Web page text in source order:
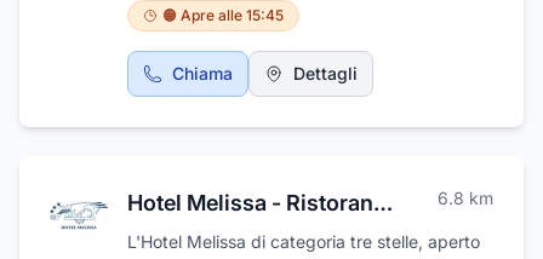
culinarie con l'obiettivo di accontentare i
palati più diversi. Il ristorante mette un'enfasi
particolare sull'utilizzo di materie prime
fresche e di stagione: questo garantisce la
Magic Mirror prepara tutte le paste e i dolci in
culinarie spiccano le specialità di carne e
ristorante offre un'ampia selezione di antipasti
🟠 Apre alle 15:45
Chiama Dettagli
Hotel Melissa - Ristorante Pizzeria Il Delfino 6.8 km
L'Hotel Melissa di categoria tre stelle, aperto